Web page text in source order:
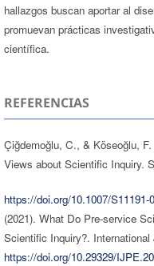
hallazgos buscan aportar al
promuevan prácticas
científica.
REFERENCIAS
Çiğdemoğlu, C., & Köseoğlu,
Views about Scientific Inquiry.
https://doi.org/10.1007/S11191-
(2021). What Do Pre-service
Scientific Inquiry?.
https://doi.org/10.29329/